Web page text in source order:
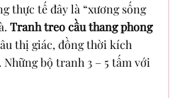
thực tế đây là “xương sống
Tranh treo cầu thang phong
thị giác, đồng thời kích
bộ tranh 3 – 5 tấm với